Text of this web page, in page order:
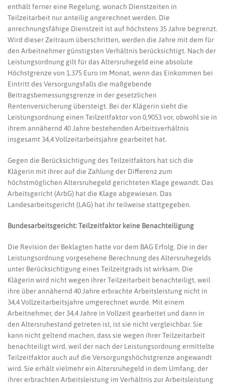
enthält ferner eine Regelung, wonach Dienstzeiten in
Teilzeitarbeit nur anteilig angerechnet werden. Die
anrechnungsfähige Dienstzeit ist auf höchstens 35 Jahre begrenzt.
Wird dieser Zeitraum überschritten, werden die Jahre mit dem für
den Arbeitnehmer günstigsten Verhältnis berücksichtigt. Nach der
Leistungsordnung gilt für das Altersruhegeld eine absolute
Höchstgrenze von 1.375 Euro im Monat, wenn das Einkommen bei
Eintritt des Versorgungsfalls die maßgebende
Beitragsbemessungsgrenze in der gesetzlichen
Rentenversicherung übersteigt. Bei der Klägerin sieht die
Leistungsordnung einen Teilzeitfaktor von 0,9053 vor, obwohl sie in
ihrem annähernd 40 Jahre bestehenden Arbeitsverhältnis
insgesamt 34,4 Vollzeitarbeitsjahre gearbeitet hat.
Gegen die Berücksichtigung des Teilzeitfaktors hat sich die
Klägerin mit ihrer auf die Zahlung der Differenz zum
höchstmöglichen Altersruhegeld gerichteten Klage gewandt. Das
Arbeitsgericht (ArbG) hat die Klage abgewiesen. Das
Landesarbeitsgericht (LAG) hat ihr teilweise stattgegeben.
Bundesarbeitsgericht: Teilzeitfaktor keine Benachteiligung
Die Revision der Beklagten hatte vor dem BAG Erfolg. Die in der
Leistungsordnung vorgesehene Berechnung des Altersruhegelds
unter Berücksichtigung eines Teilzeitgrads ist wirksam. Die
Klägerin wird nicht wegen ihrer Teilzeitarbeit benachteiligt, weil
ihre über annähernd 40 Jahre erbrachte Arbeitsleistung nicht in
34,4 Vollzeitarbeitsjahre umgerechnet wurde. Mit einem
Arbeitnehmer, der 34,4 Jahre in Vollzeit gearbeitet und dann in
den Altersruhestand getreten ist, ist sie nicht vergleichbar. Sie
kann nicht geltend machen, dass sie wegen ihrer Teilzeitarbeit
benachteiligt wird, weil der nach der Leistungsordnung ermittelte
Teilzeitfaktor auch auf die Versorgungshöchstgrenze angewandt
wird. Sie erhält vielmehr ein Altersruhegeld in dem Umfang, der
ihrer erbrachten Arbeitsleistung im Verhältnis zur Arbeitsleistung